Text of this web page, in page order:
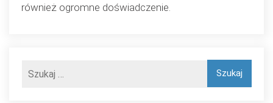
również ogromne doświadczenie.